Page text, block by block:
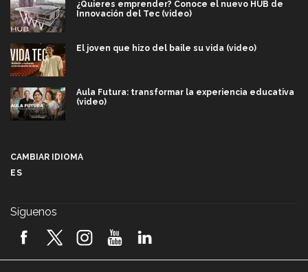
¿Quieres emprender? Conoce el nuevo HUB de
Innovación del Tec (video)
El joven que hizo del baile su vida (video)
Aula Futura: transformar la experiencia educativa
(video)
2026! (video)
CAMBIAR IDIOMA
ES
Síguenos